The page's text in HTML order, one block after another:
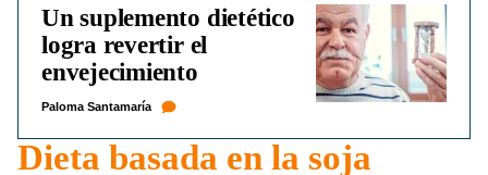
Un suplemento dietético
logra revertir el
envejecimiento
Paloma Santamaría
Dieta basada en la soja